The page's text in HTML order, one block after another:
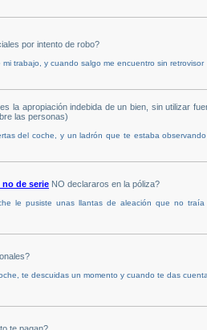
por intento de robo?
trabajo, y cuando salgo me encuentro sin retrovisor
la apropiación indebida de un bien, sin utilizar
las personas)
del coche, y un ladrón que te estaba
de serie NO declararos en la póliza?
le pusiste unas llantas de aleación que no traía
te descuidas un momento y cuando te das